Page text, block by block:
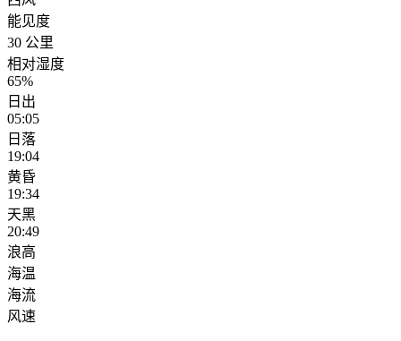
能见度
30 公里
相对湿度
65%
日出
05:05
日落
19:04
黄昏
19:34
天黑
20:49
浪高
海温
海流
风速